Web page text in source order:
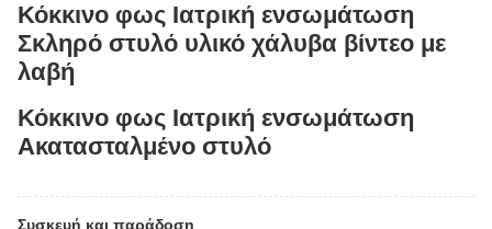
Κόκκινο φως Ιατρική ενσωμάτωση
Σκληρό στυλό υλικό χάλυβα βίντεο με
λαβή
Κόκκινο φως Ιατρική ενσωμάτωση
Ακατασταλμένο στυλό
Συσκευή και παράδοση